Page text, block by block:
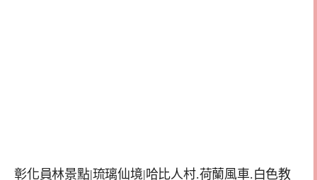
彰化員林景點|琉璃仙境|哈比人村.荷蘭風車.白色教